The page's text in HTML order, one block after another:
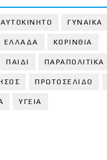
ΑΥΤΟΚΙΝΗΤΟ ΓΥΝΑΙΚΑ
ΕΛΛΑΔΑ ΚΟΡΙΝΘΙΑ
ΠΑΙΔΙ ΠΑΡΑΠΟΛΙΤΙΚΑ
ΠΡΩΤΟΣΕΛΙΔΟ
ΥΓΕΙΑ